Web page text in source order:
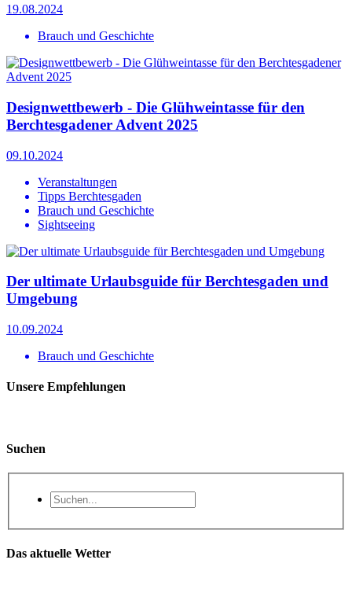
19.08.2024
Brauch und Geschichte
Designwettbewerb - Die Glühweintasse für den
Berchtesgadener Advent 2025
09.10.2024
Veranstaltungen
Tipps Berchtesgaden
Brauch und Geschichte
Sightseeing
Der ultimate Urlaubsguide für Berchtesgaden und
Umgebung
10.09.2024
Brauch und Geschichte
Unsere Empfehlungen
Suchen
Das aktuelle Wetter